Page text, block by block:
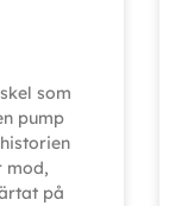
som
pump
mod,
på